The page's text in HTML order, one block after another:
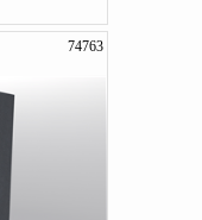
74763